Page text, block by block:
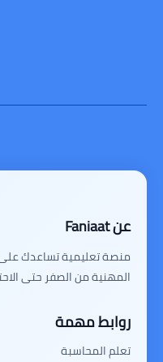
عن Faniaat
منصة تعليمية تساعدك
المهنية من الصفر حتى
روابط مهمة
تعلم المحاسبة